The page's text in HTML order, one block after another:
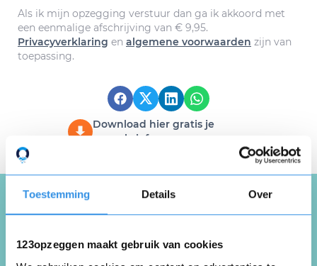
Toestemming Details Over
123opzeggen maakt gebruik van cookies
Als ik mijn opzegging verstuur dan ga ik akkoord met
een eenmalige afschrijving van € 9,95.
Privacyverklaring en algemene voorwaarden zijn van
toepassing.
Download hier gratis je
opzegbrief
123opzeggen